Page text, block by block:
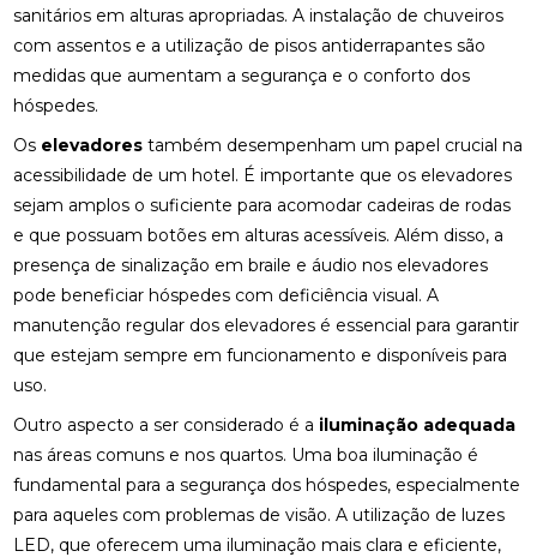
sanitários em alturas apropriadas. A instalação de chuveiros
com assentos e a utilização de pisos antiderrapantes são
medidas que aumentam a segurança e o conforto dos
hóspedes.
Os elevadores também desempenham um papel crucial na
acessibilidade de um hotel. É importante que os elevadores
sejam amplos o suficiente para acomodar cadeiras de rodas
e que possuam botões em alturas acessíveis. Além disso, a
presença de sinalização em braile e áudio nos elevadores
pode beneficiar hóspedes com deficiência visual. A
manutenção regular dos elevadores é essencial para garantir
que estejam sempre em funcionamento e disponíveis para
uso.
Outro aspecto a ser considerado é a iluminação adequada
nas áreas comuns e nos quartos. Uma boa iluminação é
fundamental para a segurança dos hóspedes, especialmente
para aqueles com problemas de visão. A utilização de luzes
LED, que oferecem uma iluminação mais clara e eficiente,